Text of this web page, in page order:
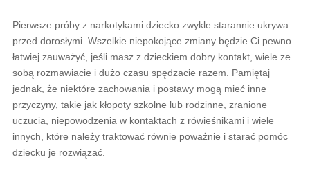
Pierwsze próby z narkotykami dziecko zwykle starannie ukrywa
przed dorosłymi. Wszelkie niepokojące zmiany będzie Ci pewno
łatwiej zauważyć, jeśli masz z dzieckiem dobry kontakt, wiele ze
sobą rozmawiacie i dużo czasu spędzacie razem. Pamiętaj
jednak, że niektóre zachowania i postawy mogą mieć inne
przyczyny, takie jak kłopoty szkolne lub rodzinne, zranione
uczucia, niepowodzenia w kontaktach z rówieśnikami i wiele
innych, które należy traktować równie poważnie i starać pomóc
dziecku je rozwiązać.